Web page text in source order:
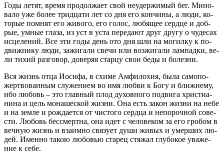
Го­ды ле­тят, вре­мя про­дол­жа­ет свой неудер­жи­мый бег. Ми­но­
ва­ло уже бо­лее трид­ца­ти лет со дня его кон­чи­ны, а лю­ди, ко­
то­рые пом­нят его жи­во­го, его го­лос, лю­бя­щее серд­це и доб­
рые, ум­ные гла­за, из уст в уста пе­ре­да­ют друг дру­гу о чу­де­сах
ис­це­ле­ний. Все эти го­ды день ото дня шли на мо­гил­ку к по­
движ­ни­ку лю­ди, за­жи­га­ли све­чи или воз­жи­га­ли лам­пад­ки, ве­
ли ти­хий раз­го­вор, до­ве­ряя стар­цу свои бе­ды и бо­лез­ни.
Вся жизнь от­ца Иоси­фа, в схи­ме Ам­фи­ло­хия, бы­ла са­мо­по­
жерт­во­ван­ным слу­же­ни­ем во имя люб­ви к Бо­гу и ближ­не­му,
ибо лю­бовь – это глав­ный плод ду­хов­но­го по­дви­га хри­сти­а­
ни­на и цель мо­на­ше­ской жиз­ни. Она есть за­кон жиз­ни на небе
и на зем­ле и рож­да­ет­ся от чи­сто­го серд­ца и непо­роч­ной со­ве­
сти. Лю­бовь бес­смерт­на, она идет с че­ло­ве­ком за его гро­бом в
веч­ную жизнь и вза­им­но свя­зу­ет ду­ши жи­вых и умер­ших лю­
дей. Имен­но та­кою лю­бо­вью ста­рец стя­жал глу­бо­кое ува­же­
ние к се­бе.